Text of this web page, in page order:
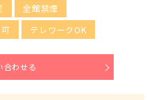
全館禁煙
テレワークOK
合わせる